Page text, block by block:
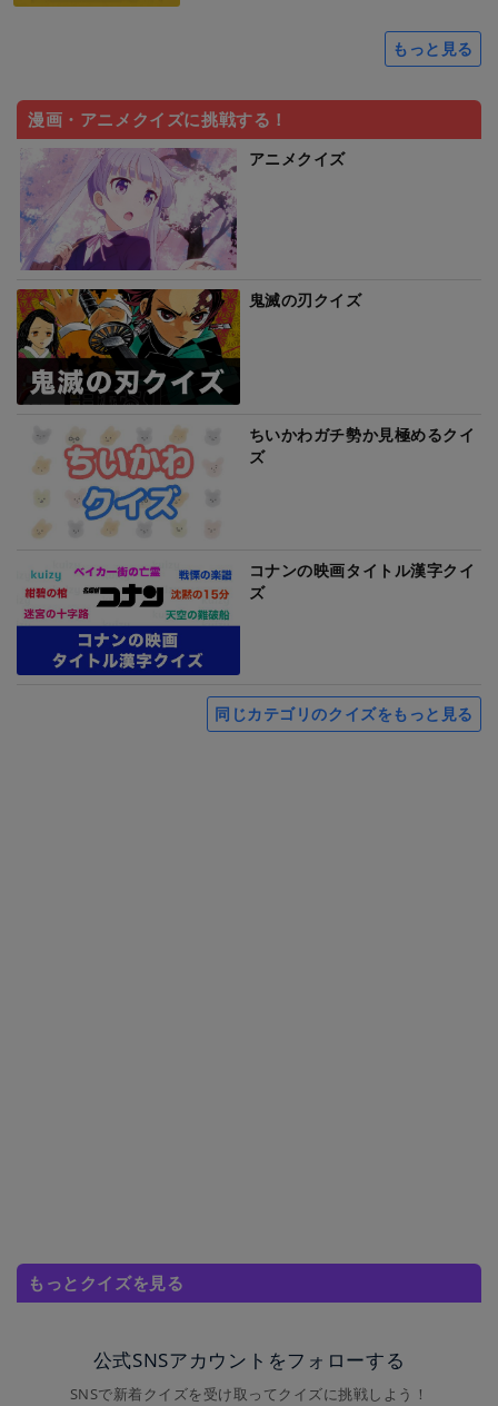
もっと見る
漫画・アニメクイズに挑戦する！
アニメクイズ
鬼滅の刃クイズ
ちいかわガチ勢か見極めるクイ
ズ
コナンの映画タイトル漢字クイ
ズ
同じカテゴリのクイズをもっと見る
もっとクイズを見る
公式SNSアカウントをフォローする
SNSで新着クイズを受け取ってクイズに挑戦しよう！